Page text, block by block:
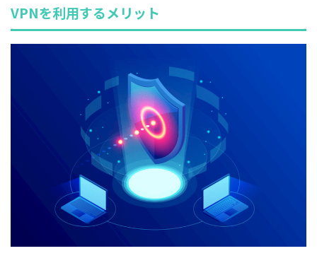
VPNを利用するメリット